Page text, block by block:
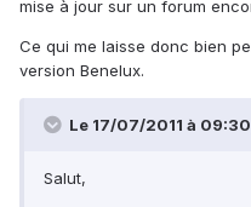
mise à jour sur un forum
Ce qui me laisse donc bien
version Benelux.
Le 17/07/2011 à
Salut,